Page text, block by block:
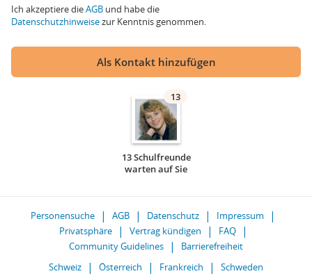
Ich akzeptiere dieAGB und habe die
Datenschutzhinweisezur Kenntnis genommen.
Als Kontakt hinzufügen
13
13 Schulfreunde
warten auf Sie
Personensuche AGB Datenschutz
Impressum
Privatsphäre
Vertrag kündigen
FAQ
Community Guidelines
Barrierefreiheit
Schweiz
Österreich Frankreich Schweden